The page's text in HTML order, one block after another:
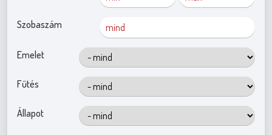
Szobaszám
Emelet
Fűtés
Állapot